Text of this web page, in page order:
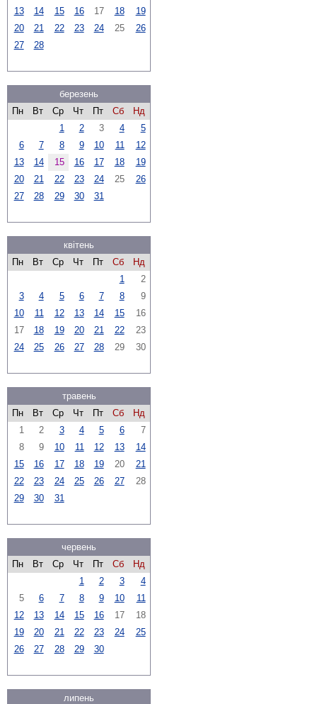
13
14 15 16 17 18
19
20
21 22 23 24 25
26
27
28
березень
Пн
Вт Ср Чт Пт Сб
Нд
1
2 3 4
5
6
7 8 9 10 11
12
13
14 15 16 17 18
19
20
21 22 23 24 25
26
27
28 29 30 31
квітень
Пн
Вт Ср Чт Пт Сб
Нд
1
2
3
4 5 6 7 8
9
10
11 12 13 14 15
16
17
18 19 20 21 22
23
24
25 26 27 28 29 30
травень
Пн
Вт Ср Чт Пт Сб
Нд
1
2 3 4 5 6
7
8
9 10 11 12 13
14
15
16 17 18 19 20
21
22
23 24 25 26 27
28
29
30 31
червень
Пн
Вт Ср Чт Пт Сб
Нд
1
2 3
4
5
6 7 8 9 10
11
12
13 14 15 16 17
18
19
20 21 22 23 24
25
26
27 28 29 30
липень